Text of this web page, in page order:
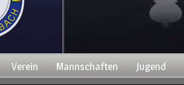
Verein Mannschaften Jugend